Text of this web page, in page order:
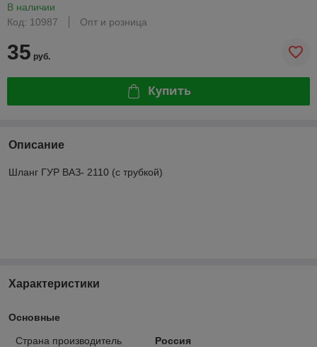
В наличии
Код: 10987
Опт и розница
35 руб.
Купить
Описание
Шланг ГУР ВАЗ- 2110 (с трубкой)
Характеристики
Основные
Страна производитель
Россия